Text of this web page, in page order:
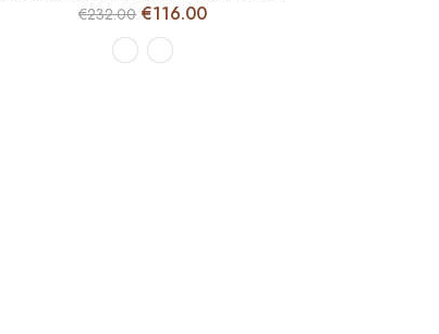
€232.00 Il
originale
era:
€116.00Il